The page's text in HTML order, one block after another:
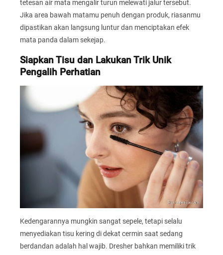
tetesan air mata mengalir turun melewati jalur tersebut.
Jika area bawah matamu penuh dengan produk, riasanmu
dipastikan akan langsung luntur dan menciptakan efek
mata panda dalam sekejap.
Siapkan Tisu dan Lakukan Trik Unik
Pengalih Perhatian
Kedengarannya mungkin sangat sepele, tetapi selalu
menyediakan tisu kering di dekat cermin saat sedang
berdandan adalah hal wajib. Dresher bahkan memiliki trik